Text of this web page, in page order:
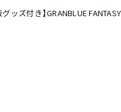
ッズ付き】GRANBLUE